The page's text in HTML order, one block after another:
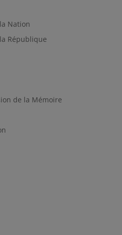
Nation
République
de la Mémoire